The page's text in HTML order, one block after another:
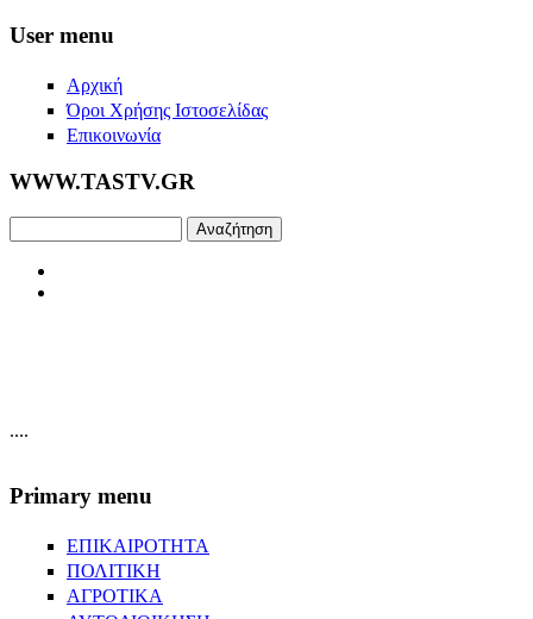
Skip to main content
User menu
Αρχική
Όροι Χρήσης Ιστοσελίδας
Επικοινωνία
WWW.TASTV.GR
....
Primary menu
ΕΠΙΚΑΙΡΟΤΗΤΑ
ΠΟΛΙΤΙΚΗ
ΑΓΡΟΤΙΚΑ